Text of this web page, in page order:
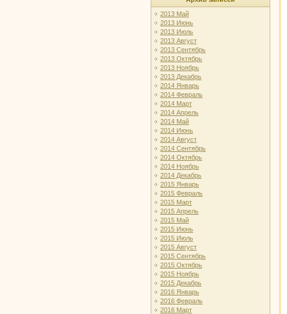
2013 Май
2013 Июнь
2013 Июль
2013 Август
2013 Сентябрь
2013 Октябрь
2013 Ноябрь
2013 Декабрь
2014 Январь
2014 Февраль
2014 Март
2014 Апрель
2014 Май
2014 Июнь
2014 Август
2014 Сентябрь
2014 Октябрь
2014 Ноябрь
2014 Декабрь
2015 Январь
2015 Февраль
2015 Март
2015 Апрель
2015 Май
2015 Июнь
2015 Июль
2015 Август
2015 Сентябрь
2015 Октябрь
2015 Ноябрь
2015 Декабрь
2016 Январь
2016 Февраль
2016 Март